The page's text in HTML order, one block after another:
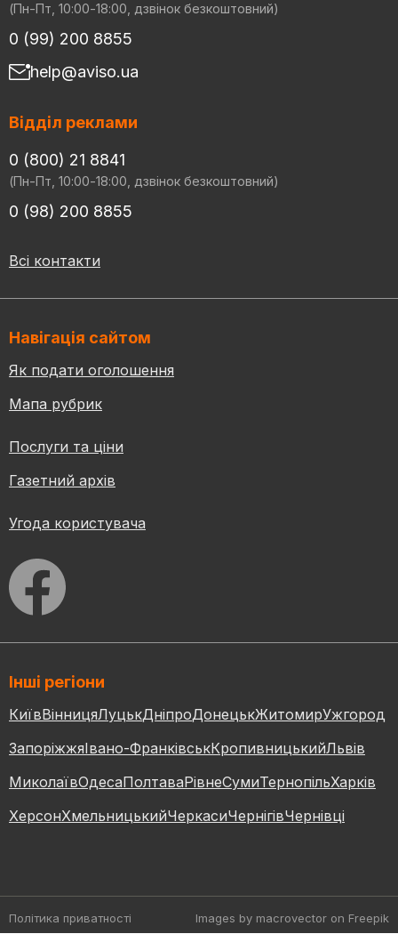
(Пн-Пт, 10:00-18:00, дзвінок безкоштовний)
0 (99) 200 8855
help@aviso.ua
Відділ реклами
0 (800) 21 8841
(Пн-Пт, 10:00-18:00, дзвінок безкоштовний)
0 (98) 200 8855
Всі контакти
Навігація сайтом
Як подати оголошення
Мапа рубрик
Послуги та ціни
Газетний архів
Угода користувача
Інші регіони
КиївВінницяЛуцькДніпроДонецькЖитомирУжгород
ЗапоріжжяІвано-ФранківськКропивницькийЛьвів
МиколаївОдесаПолтаваРівнеСумиТернопільХарків
ХерсонХмельницькийЧеркасиЧернігівЧернівці
Політика приватності Images by macrovector on Freepik